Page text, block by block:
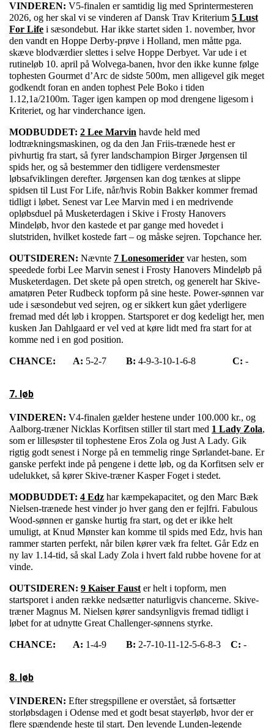
VINDEREN: V5-finalen er samtidig lig med Sprintermesteren
2026, og her skal vi se vinderen af Dansk Trav Kriterium 5 Lust
For Life i sæsondebut. Har ikke startet siden 1. november, hvor
den vandt en Hoppe Derby-prøve i Holland, men måtte pga.
skæve blodværdier slettes i selve Hoppe Derbyet. Var ude i et
rutineløb 10. april på Wolvega-banen, hvor den ikke kunne følge
tophesten Gourmet d’Arc de sidste 500m, men alligevel gik meget
godkendt foran en anden tophest Pele Boko i tiden
1.12,1a/2100m. Tager igen kampen op mod drengene ligesom i
Kriteriet, og har vinderchance igen.
MODBUDDET: 2 Lee Marvin havde held med
lodtrækningsmaskinen, og da den Jan Friis-trænede hest er
pivhurtig fra start, så fyrer landschampion Birger Jørgensen til
spids her, og så bestemmer den tidligere verdensmester
løbsafviklingen derefter. Jørgensen kan dog tænkes at slippe
spidsen til Lust For Life, når/hvis Robin Bakker kommer fremad
tidligt i løbet. Senest var Lee Marvin med i en medrivende
opløbsduel på Musketerdagen i Skive i Frosty Hanovers
Mindeløb, hvor den kastede et par gange med hovedet i
slutstriden, hvilket kostede fart – og måske sejren. Topchance her.
OUTSIDEREN: Nævnte 7 Lonesomerider var hesten, som
speedede forbi Lee Marvin senest i Frosty Hanovers Mindeløb på
Musketerdagen. Det skete på open stretch, og generelt har Skive-
amatøren Peter Rudbeck topform på sine heste. Power-sønnen var
ude i sæsondebut ved sejren, og er sikkert kun gået yderligere
fremad med dét løb i kroppen. Startsporet er dog kedeligt her, men
kusken Jan Dahlgaard er vel ved at køre lidt med fra start for at
komme ned i en god position.
CHANCE: A: 5-2-7 B: 4-9-3-10-1-6-8 C: -
7. løb
VINDEREN: V4-finalen gælder hestene under 100.000 kr., og
Aalborg-træner Nicklas Korfitsen stiller til start med 1 Lady Zola,
som er lillesøster til tophestene Eros Zola og Just A Lady. Gik
rigtig godt senest i Norge på en temmelig ringe Sørlandet-bane. Er
ganske perfekt inde på pengene i dette løb, og da Korfitsen selv er
udelukket, så kører Skive-træner Kasper Foget i stedet.
MODBUDDET: 4 Edz har kæmpekapacitet, og den Marc Bæk
Nielsen-trænede hest vinder jo hver gang den er fejlfri. Fabulous
Wood-sønnen er ganske hurtig fra start, og det er ikke helt
umuligt, at Knud Mønster kan komme til spids med Edz, hvis han
rammer starten perfekt, når bilen kører væk fra feltet. Går Edz en
ny lav 1.14-tid, så skal Lady Zola i hvert fald rubbe hovene for at
vinde.
OUTSIDEREN: 9 Kaiser Fauster helt i topform, men
startsporet i anden række nedsætter naturligvis chancerne. Skive-
træner Magnus M. Nielsen kører sandsynligvis fremad tidligt i
løbet for at udnytte Great Challenger-sønnens styrke.
CHANCE: A: 1-4-9 B: 2-7-10-11-12-5-6-8-3 C: -
8. løb
VINDEREN: Efter stregspillene er overstået, så fortsætter
storløbsdagen i Odense med et godt besat stayerløb, hvor der er
flere spændende heste til start. Den levende Lunden-legende